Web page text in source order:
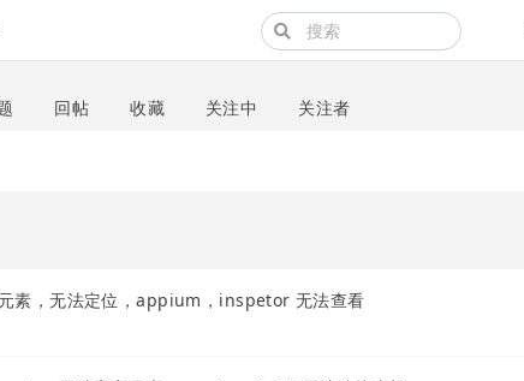
回帖 收藏 关注中 关注者
素，无法定位，appium，inspetor 无法查看